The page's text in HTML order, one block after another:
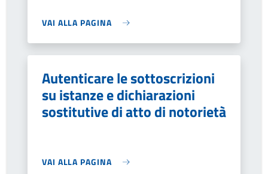
VAI ALLA PAGINA
Autenticare le sottoscrizioni
su istanze e dichiarazioni
sostitutive di atto di notorietà
VAI ALLA PAGINA